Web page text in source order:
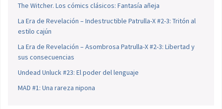
The Witcher. Los cómics clásicos: Fantasía añeja
La Era de Revelación – Indestructible Patrulla-X #2-3: Tritón al
estilo cajún
La Era de Revelación – Asombrosa Patrulla-X #2-3: Libertad y
sus consecuencias
Undead Unluck #23: El poder del lenguaje
MAD #1: Una rareza nipona